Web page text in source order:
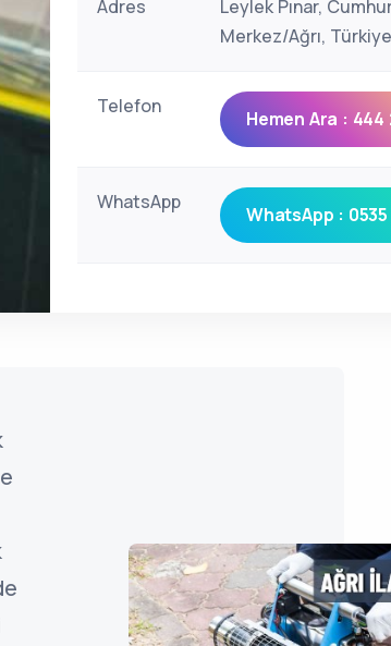
Adres
Leylek Pınar,
Merkez/Ağrı, Türkiye
Telefon
Hemen Ara : 444
WhatsApp
WhatsApp : 0535